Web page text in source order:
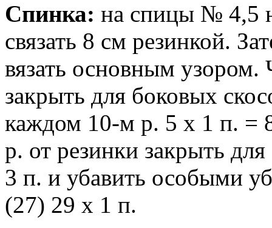
Спинка: на спицы № 4,5
связать 8 см резинкой.
вязать основным узором.
закрыть для боковых
каждом 10-м р. 5 х 1 п. =
р. от резинки закрыть
3 п. и убавить особыми
(27) 29 х 1 п.